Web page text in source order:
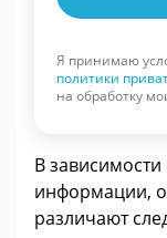
Я принимаю
политики
на обработку
В
информации,
различают